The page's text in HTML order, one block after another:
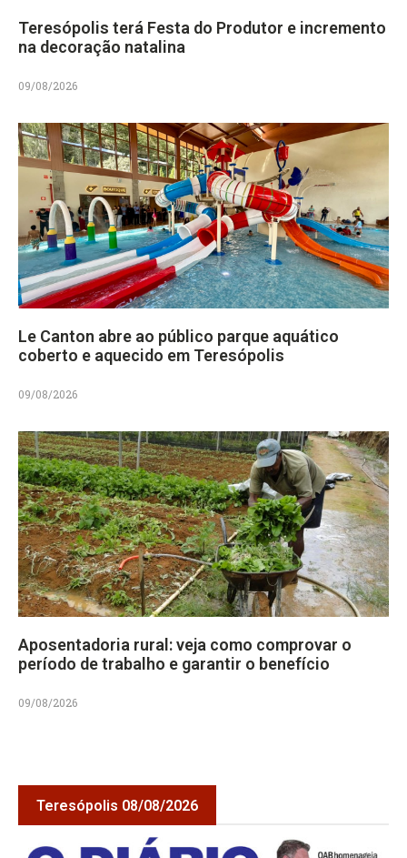
Teresópolis terá Festa do Produtor e incremento
na decoração natalina
09/08/2026
Le Canton abre ao público parque aquático
coberto e aquecido em Teresópolis
09/08/2026
Aposentadoria rural: veja como comprovar o
período de trabalho e garantir o benefício
09/08/2026
Teresópolis 08/08/2026